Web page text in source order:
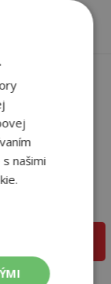
Hry a
našimi